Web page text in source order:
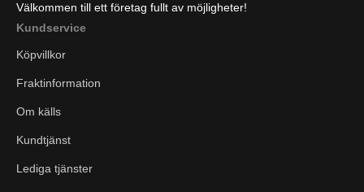
Välkommen till ett företag fullt av möjligheter!
Kundservice
Köpvillkor
Fraktinformation
Om källs
Kundtjänst
Lediga tjänster